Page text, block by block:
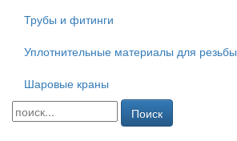
Трубы и фитинги
Уплотнительные материалы для резьбы
Шаровые краны
Поиск